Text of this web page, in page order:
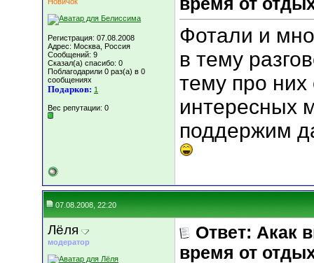
Регистрация: 07.08.2008
Адрес: Москва, Россия
Сообщений: 9
Сказал(а) спасибо: 0
Поблагодарили 0 раз(а) в 0
сообщениях
Подарков: 1
Вес репутации: 0
Фотали и
в тему
тему про них
интересных
поддержим
07.08.2008, 22:20
Лёля
модератор
Ответ: Акак
время от